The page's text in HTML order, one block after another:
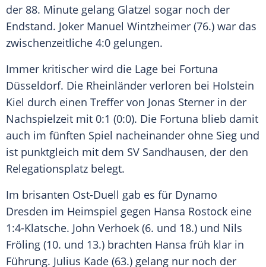
der 88. Minute gelang Glatzel sogar noch der
Endstand. Joker Manuel Wintzheimer (76.) war das
zwischenzeitliche 4:0 gelungen.
Immer kritischer wird die Lage bei Fortuna
Düsseldorf. Die Rheinländer verloren bei Holstein
Kiel durch einen Treffer von Jonas Sterner in der
Nachspielzeit mit 0:1 (0:0). Die Fortuna blieb damit
auch im fünften Spiel nacheinander ohne Sieg und
ist punktgleich mit dem SV Sandhausen, der den
Relegationsplatz belegt.
Im brisanten Ost-Duell gab es für Dynamo
Dresden im Heimspiel gegen Hansa Rostock eine
1:4-Klatsche. John Verhoek (6. und 18.) und Nils
Fröling (10. und 13.) brachten Hansa früh klar in
Führung. Julius Kade (63.) gelang nur noch der